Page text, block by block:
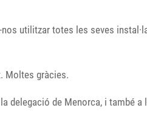
utilitzar totes les seves
Moltes gràcies.
delegació de Menorca, i també